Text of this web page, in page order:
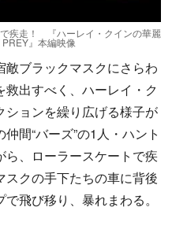
疾走！ 『ハーレイ・クインの華麗
』本編映像
ブラックマスクにさらわ
出すべく、ハーレイ・ク
ションを繰り広げる様子が
間“バーズ”の1人・ハント
ら、ローラースケートで疾
クの手下たちの車に背後
飛び移り、暴れまわる。